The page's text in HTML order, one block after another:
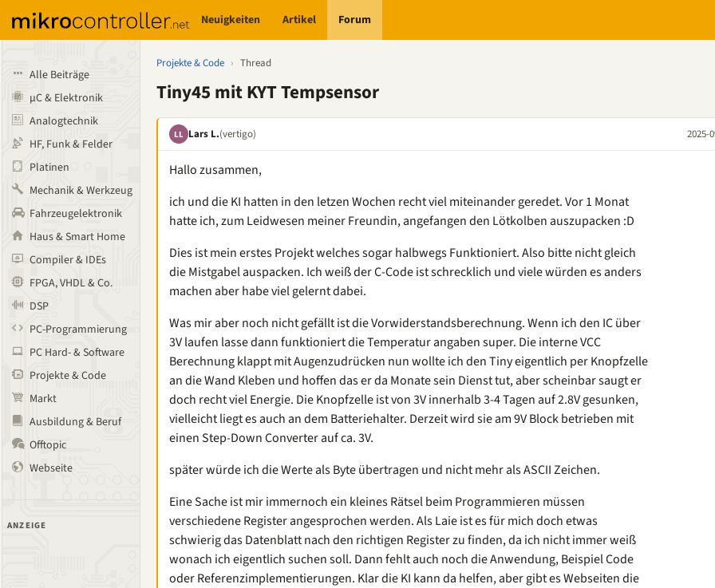
Neuigkeiten Artikel Forum
Alle Beiträge
µC & Elektronik
Analogtechnik
HF, Funk & Felder
Platinen
Mechanik & Werkzeug
Fahrzeugelektronik
Haus & Smart Home
Compiler & IDEs
FPGA, VHDL & Co.
DSP
PC-Programmierung
PC Hard- & Software
Projekte & Code
Markt
Ausbildung & Beruf
Offtopic
Webseite
ANZEIGE
Projekte & Code › Thread
Tiny45 mit KYT Tempsensor
LL Lars L.(vertigo) 2025-
Hallo zusammen,
ich und die KI hatten in den letzen Wochen recht viel miteinander geredet. Vor 1 Monat
hatte ich, zum Leidwesen meiner Freundin, angefangen den Lötkolben auszupacken :D
Dies ist mein erstes Projekt welches sogar halbwegs Funktioniert. Also bitte nicht gleich
die Mistgabel auspacken. Ich weiß der C-Code ist schrecklich und viele würden es anders
machen aber habe viel gelernt dabei.
Was mir aber noch nicht gefällt ist die Vorwiderstandsberechnung. Wenn ich den IC über
3V laufen lasse dann funktioniert die Temperatur angaben super. Die interne VCC
Berechnung klappt mit Augenzudrücken nun wollte ich den Tiny eigentlich per Knopfzelle
an die Wand Kleben und hoffen das er da Monate sein Dienst tut, aber scheinbar saugt er
doch recht viel Energie. Die Knopfzelle ist von 3V innerhalb 3-4 Tagen auf 2.8V gesunken,
vielleicht liegt es auch an dem Batteriehalter. Derzeit wird sie am 9V Block betrieben mit
einen Step-Down Converter auf ca. 3V.
später würde ich die Werte als Byte übertragen und nicht mehr als ASCII Zeichen.
Eine Sache ist mir immernoch ein kleines Rätsel beim Programmieren müssen
verschiedene Register angesprochen werden. Als Laie ist es für mich doch etwas
schwierig das Datenblatt nach den richtigen Register zu finden, da ich nicht immer weiß
wonach ich eigentlich suchen soll. Dann fehlt auch noch die Anwendung, Beispiel Code
oder Referenzimplementierungen. Klar die KI kann da helfen, aber gibt es Webseiten die